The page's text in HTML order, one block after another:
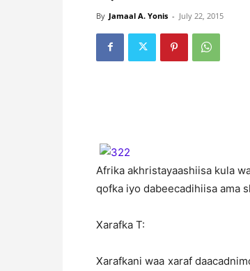
By Jamaal A. Yonis - July 22, 2015
Afrika akhristayaashiisa kula
qofka iyo dabeecadihiisa ama
Xarafka T:
Xarafkani waa xaraf